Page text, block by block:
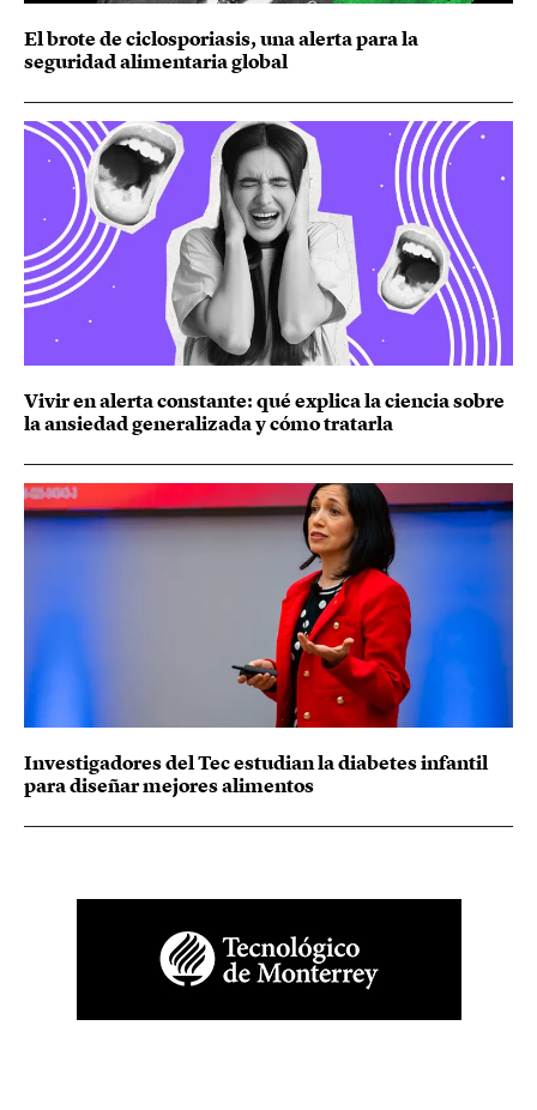
El brote de ciclosporiasis, una alerta para la
seguridad alimentaria global
Vivir en alerta constante: qué explica la ciencia sobre
la ansiedad generalizada y cómo tratarla
Investigadores del Tec estudian la diabetes infantil
para diseñar mejores alimentos